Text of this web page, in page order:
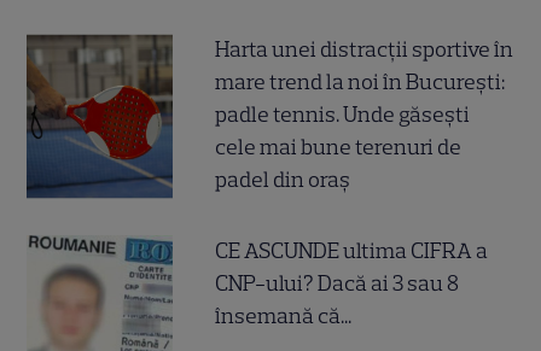
Harta unei distracții sportive în
mare trend la noi în București:
padle tennis. Unde găsești
cele mai bune terenuri de
padel din oraș
CE ASCUNDE ultima CIFRA a
CNP-ului? Dacă ai 3 sau 8
însemană că...